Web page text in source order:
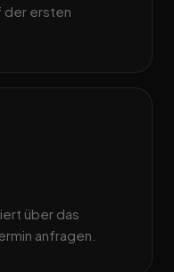
der ersten
über das
anfragen.